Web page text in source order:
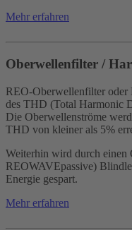
Mehr erfahren
Oberwellenfilter /
REO-Oberwellenfilter oder
des THD (Total Harmonic
Die Oberwellenströme
THD von kleiner als 5%
Weiterhin wird durch
REOWAVEpassive)
Energie gespart.
Mehr erfahren